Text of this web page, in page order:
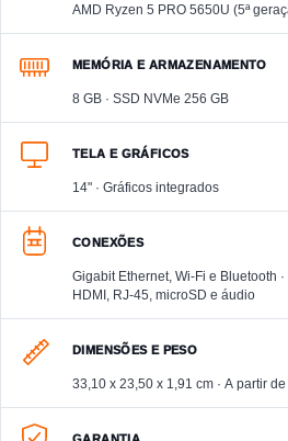
AMD Ryzen 5 PRO 5650U (5ª
MEMÓRIA E ARMAZENAMENTO
8 GB · SSD NVMe 256 GB
TELA E GRÁFICOS
14" · Gráficos integrados
CONEXÕES
Gigabit Ethernet, Wi-Fi e Bluetooth ·
HDMI, RJ-45, microSD e áudio
DIMENSÕES E PESO
33,10 x 23,50 x 1,91 cm · A partir